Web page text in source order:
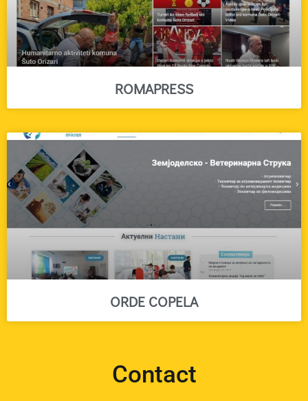
ROMAPRESS
ORDE COPELA
Contact